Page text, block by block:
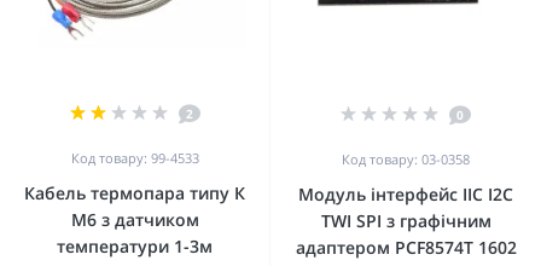
2
Код товару: 99-4533
Кабель термопара типу К
М6 з датчиком
температури 1-3м
0
Код товару: 03-0358
Модуль інтерфейс IIC I2C
TWI SPI з графічним
адаптером PCF8574T 1602